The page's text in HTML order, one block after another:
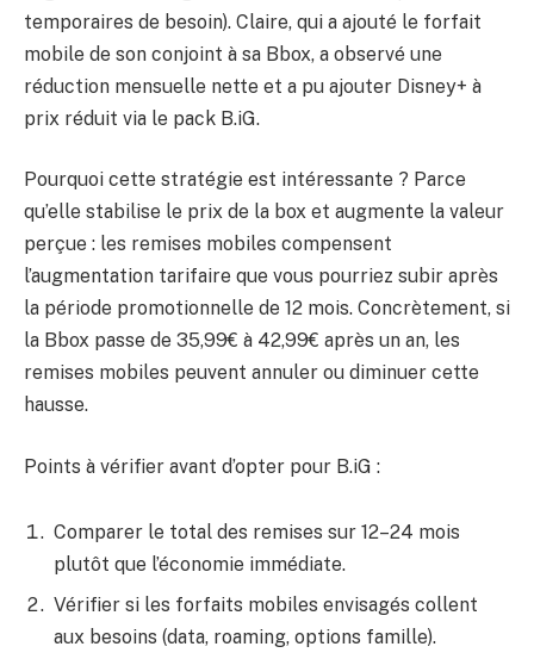
temporaires de besoin). Claire, qui a ajouté le forfait
mobile de son conjoint à sa Bbox, a observé une
réduction mensuelle nette et a pu ajouter Disney+ à
prix réduit via le pack B.iG.
Pourquoi cette stratégie est intéressante ? Parce
qu’elle stabilise le prix de la box et augmente la valeur
perçue : les remises mobiles compensent
l’augmentation tarifaire que vous pourriez subir après
la période promotionnelle de 12 mois. Concrètement, si
la Bbox passe de 35,99€ à 42,99€ après un an, les
remises mobiles peuvent annuler ou diminuer cette
hausse.
Points à vérifier avant d’opter pour B.iG :
Comparer le total des remises sur 12–24 mois
plutôt que l’économie immédiate.
Vérifier si les forfaits mobiles envisagés collent
aux besoins (data, roaming, options famille).